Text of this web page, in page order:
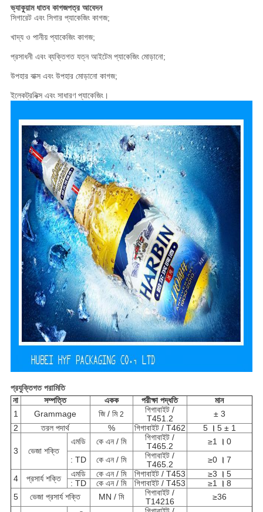
ভ্যাকুয়াম ধাতব কাগজপত্র আবেদন
সিগারেট এবং সিগার প্যাকেজিং কাগজ;
খাদ্য ও পানীয় প্যাকেজিং কাগজ;
প্রসাধনী এবং ব্যক্তিগত যত্ন আইটেম প্যাকেজিং মোড়ানো;
উপহার বাক্স এবং উপহার মোড়ানো কাগজ;
ইলেকট্রনিক্স এবং সাধারণ প্যাকেজিং।
প্রযুক্তিগত পরামিতি
না
সম্পত্তি একক পরীক্ষা পদ্ধতি
মান
1
Grammage জি / মি2
গিগাবাইট /
T451.2
± 3
2
তরল পদার্থ % গিগাবাইট / T462 5 । 5 ± 1
3 ভেজা শক্তি
এমডি কে এন / মি
গিগাবাইট /
T465.2
≥1 । 0
: TD
কে এন / মি
গিগাবাইট /
T465.2
≥0 । 7
4
প্রসার্য শক্তি এমডি কে এন / মি গিগাবাইট / T453 ≥3 । 5
: TD
কে এন / মি গিগাবাইট / T453 ≥1 । 8
5
ভেজা প্রসার্য শক্তি MN / মি
গিগাবাইট /
T14216
≥36